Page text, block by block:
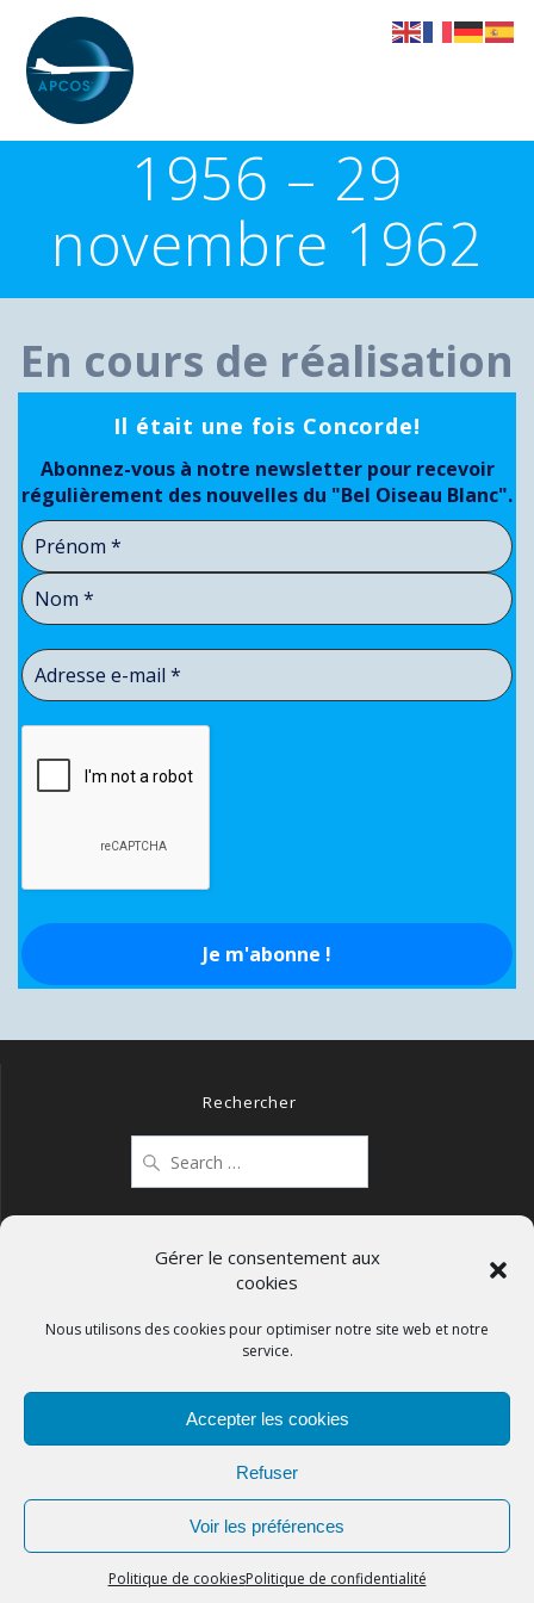
Gérer le consentement aux
cookies
Nous utilisons des cookies pour optimiser notre site web et notre
service.
Accepter les cookies
Refuser
Voir les préférences
Politique de cookiesPolitique de confidentialité
1956 – 29
novembre 1962
En cours de réalisation
Il était une fois Concorde!
Abonnez-vous à notre newsletter pour recevoir
régulièrement des nouvelles du "Bel Oiseau Blanc".
Rechercher
for:
Mentions légales
Politique de confidentialité
Politique de cookies (UE)
APCOS
© 2026